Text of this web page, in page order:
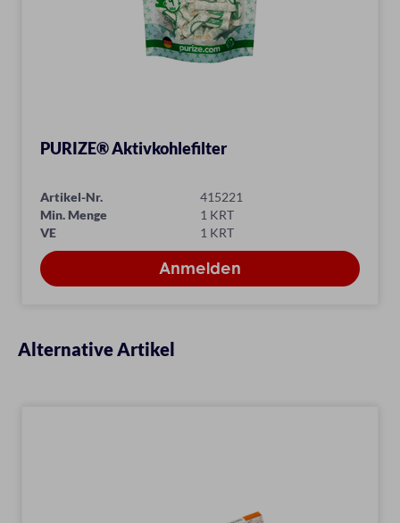
PURIZE® Aktivkohlefilter
Artikel-Nr.
415221
Min. Menge
1 KRT
VE
1 KRT
Alternative Artikel